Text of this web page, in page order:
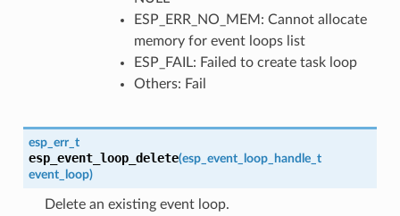
ESP_ERR_NO_MEM: Cannot allocate
memory for event loops list
ESP_FAIL: Failed to create task loop
Others: Fail
esp_err_t
esp_event_loop_delete(esp_event_loop_handle_t
event_loop)
Delete an existing event loop.